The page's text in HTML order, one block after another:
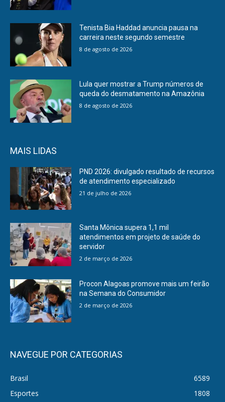
Tenista Bia Haddad anuncia pausa na
carreira neste segundo semestre
8 de agosto de 2026
Lula quer mostrar a Trump números de
queda do desmatamento na Amazônia
8 de agosto de 2026
MAIS LIDAS
PND 2026: divulgado resultado de recursos
de atendimento especializado
21 de julho de 2026
Santa Mônica supera 1,1 mil
atendimentos em projeto de saúde do
servidor
2 de março de 2026
Procon Alagoas promove mais um feirão
na Semana do Consumidor
2 de março de 2026
NAVEGUE POR CATEGORIAS
Brasil
6589
Esportes
1808